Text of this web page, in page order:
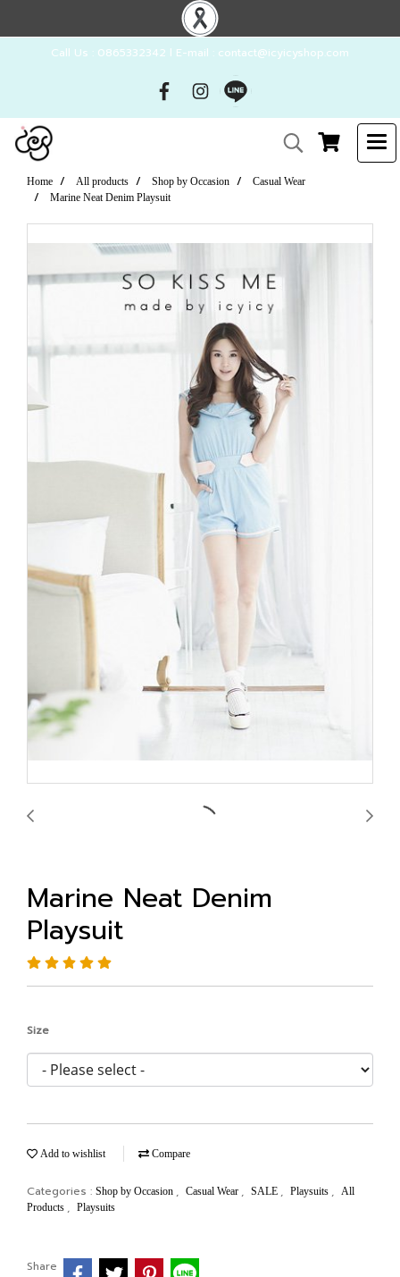
Call Us : 0865332342 l E-mail : contact@icyicyshop.com
Home All products Shop by Occasion
Casual Wear
Marine Neat Denim Playsuit
Marine Neat Denim
Playsuit
Size
Add to wishlist Compare
Categories : Shop by Occasion , Casual Wear , SALE , Playsuits , All
Products , Playsuits
Share